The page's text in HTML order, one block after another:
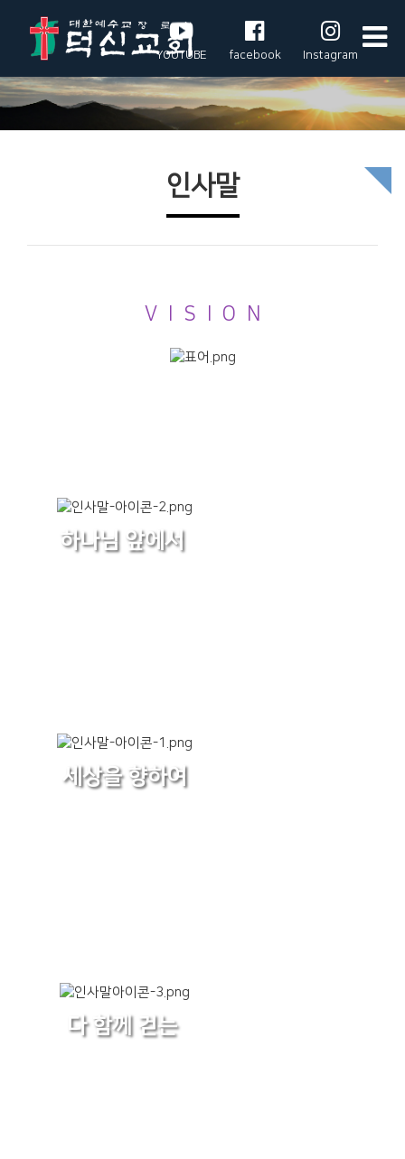
YOUTUBE facebook Instagram
인사말
V I S I O N
하나님 앞에서
세상을 향하여
다 함께 걷는